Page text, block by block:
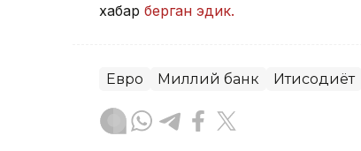
хабар берган эдик.
Евро Миллий банк Иқтисодиёт